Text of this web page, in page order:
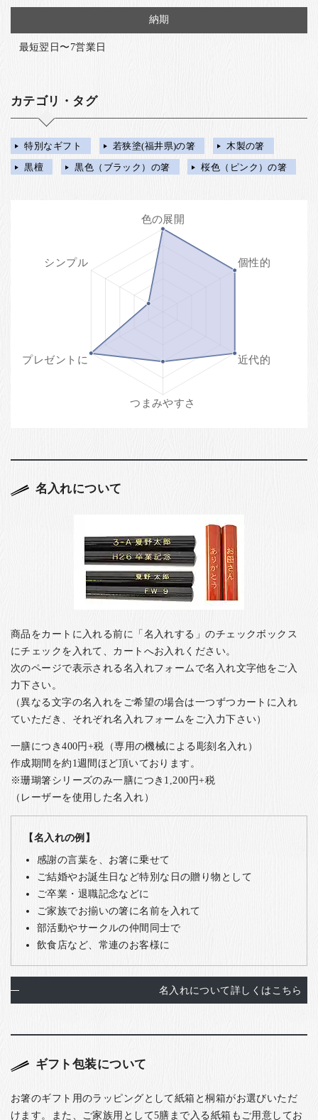
納期
最短翌日〜7営業日
カテゴリ・タグ
特別なギフト 若狭塗(福井県)の箸
木製の箸
黒檀
黒色（ブラック）の箸 桜色（ピンク）の箸
名入れについて
商品をカートに入れる前に「名入れする」のチェックボックス
にチェックを入れて、カートへお入れください。
次のページで表示される名入れフォームで名入れ文字他をご入
力下さい。
（異なる文字の名入れをご希望の場合は一つずつカートに入れ
ていただき、それぞれ名入れフォームをご入力下さい）
一膳につき400円+税（専用の機械による彫刻名入れ）
作成期間を約1週間ほど頂いております。
※珊瑚箸シリーズのみ一膳につき1,200円+税
（レーザーを使用した名入れ）
【名入れの例】
感謝の言葉を、お箸に乗せて
ご結婚やお誕生日など特別な日の贈り物として
ご卒業・退職記念などに
ご家族でお揃いの箸に名前を入れて
部活動やサークルの仲間同士で
飲食店など、常連のお客様に
名入れについて詳しくはこちら
ギフト包装について
お箸のギフト用のラッピングとして紙箱と桐箱がお選びいただ
けます。また、ご家族用として5膳まで入る紙箱もご用意してお